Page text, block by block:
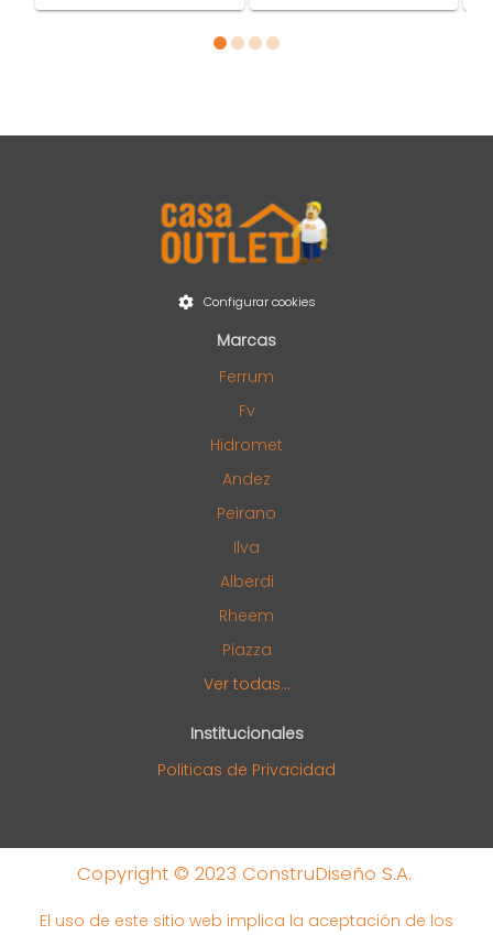
Configurar cookies
Marcas
Ferrum
Fv
Hidromet
Andez
Peirano
Ilva
Alberdi
Rheem
Piazza
Ver todas...
Institucionales
Politicas de Privacidad
Copyright © 2023 ConstruDiseño S.A.
El uso de este sitio web implica la aceptación de los